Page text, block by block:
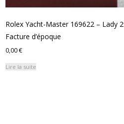
Rolex Yacht-Master 169622 – Lady
Facture d’époque
0,00€
Lire la suite